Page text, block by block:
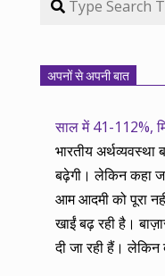
अपनों से अपनी बात
साल में 41-112%,
भारतीय
बढ़ेगी। लेकिन कहा
आम आदमी को पूरा
खाईं बढ़ रही है।
दी जा रही हैं।